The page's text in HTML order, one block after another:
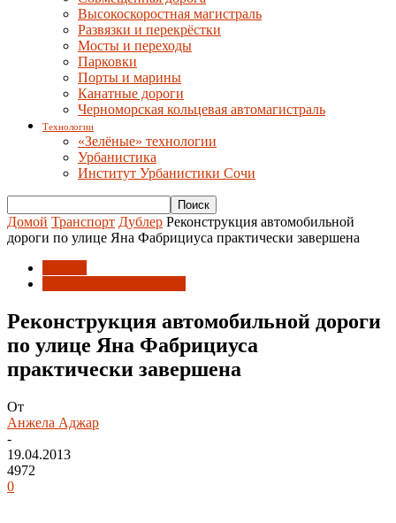
Высокоскоростная магистраль
Развязки и перекрёстки
Мосты и переходы
Парковки
Порты и марины
Канатные дороги
Черноморская кольцевая автомагистраль
Технологии
«Зелёные» технологии
Урбанистика
Институт Урбанистики Сочи
Домой Транспорт Дублер Реконструкция автомобильной
дороги по улице Яна Фабрициуса практически завершена
Реконструкция автомобильной дороги
по улице Яна Фабрициуса
практически завершена
От
Анжела Аджар
-
19.04.2013
4972
0